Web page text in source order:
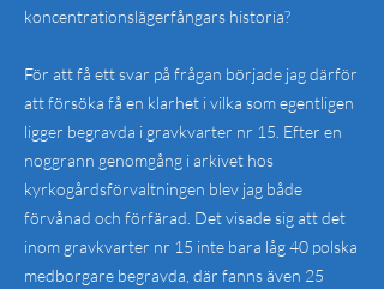
koncentrationslägerfångars historia?
För att få ett svar på frågan började jag därför
att försöka få en klarhet i vilka som egentligen
ligger begravda i gravkvarter nr 15. Efter en
noggrann genomgång i arkivet hos
kyrkogårdsförvaltningen blev jag både
förvånad och förfärad. Det visade sig att det
inom gravkvarter nr 15 inte bara låg 40 polska
medborgare begravda, där fanns även 25